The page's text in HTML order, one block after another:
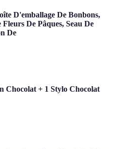
D'emballage De Bonbons,
De Pâques, Seau De
De
Chocolat + 1 Stylo Chocolat